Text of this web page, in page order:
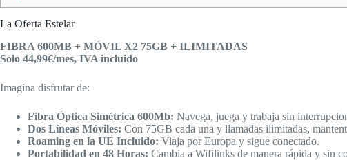
La Oferta Estelar
FIBRA 600MB + MÓVIL X2 75GB + ILIMITADAS
Solo 44,99€/mes, IVA incluido
Imagina disfrutar de:
Fibra Óptica Simétrica 600Mb: Navega, juega y trabaja sin
Dos Líneas Móviles: Con 75GB cada una y llamadas ilimitadas,
Roaming en la UE Incluido: Viaja por Europa y sigue conectado.
Portabilidad en 48 Horas: Cambia a Wifilinks de manera rápida y sin